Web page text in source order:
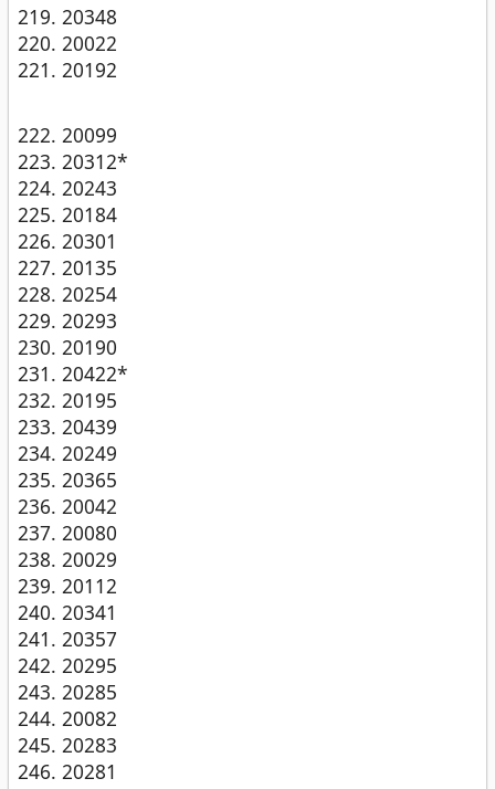
20348
20022
20192
20099
20312*
20243
20184
20301
20135
20254
20293
20190
20422*
20195
20439
20249
20365
20042
20080
20029
20112
20341
20357
20295
20285
20082
20283
20281